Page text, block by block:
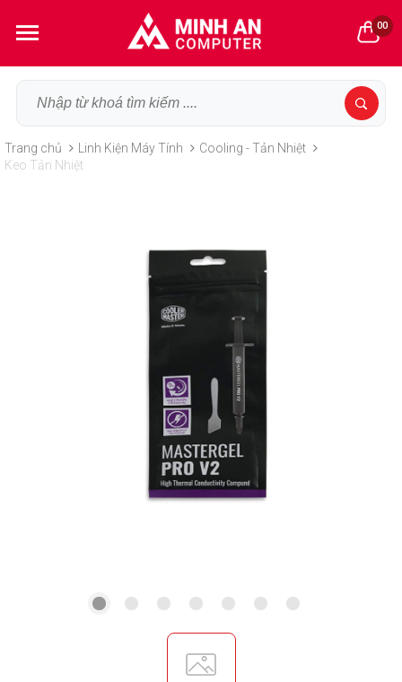
00
Trang chủ Linh Kiện Máy Tính
Cooling - Tản Nhiệt
Keo Tản Nhiệt